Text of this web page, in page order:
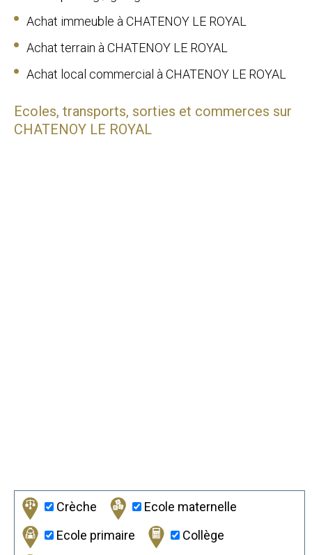
Achat immeuble à CHATENOY LE ROYAL
Achat terrain à CHATENOY LE ROYAL
Achat local commercial à CHATENOY LE ROYAL
Ecoles, transports, sorties et commerces sur
CHATENOY LE ROYAL
Crèche
Ecole maternelle
Ecole primaire
Collège